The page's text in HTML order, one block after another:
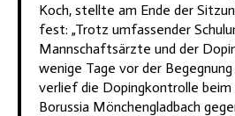
Koch, stellte am Ende der
fest: „Trotz umfassender
Mannschaftsärzte und der
wenige Tage vor der
verlief die Dopingkontrolle beim
Borussia Mönchengladbach